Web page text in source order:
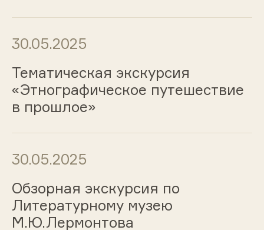
30.05.2025
Тематическая экскурсия
«Этнографическое путешествие
в прошлое»
30.05.2025
Обзорная экскурсия по
Литературному музею
М.Ю.Лермонтова